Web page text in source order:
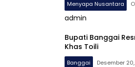
Menyapa Nusantara
admin
Bupati Banggai
Khas Toili
Banggai Desember